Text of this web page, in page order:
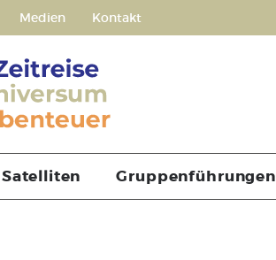
Medien Kontakt
Satelliten Gruppenführungen